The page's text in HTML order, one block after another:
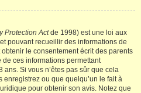
Protection Actde 1998) est une loi aux
pouvant recueillir des informations de
le consentement écrit des parents
de ces informations permettant
ans. Si vous n’êtes pas sûr que cela
enregistrez ou que quelqu’un le fait à
pour obtenir son avis. Notez que